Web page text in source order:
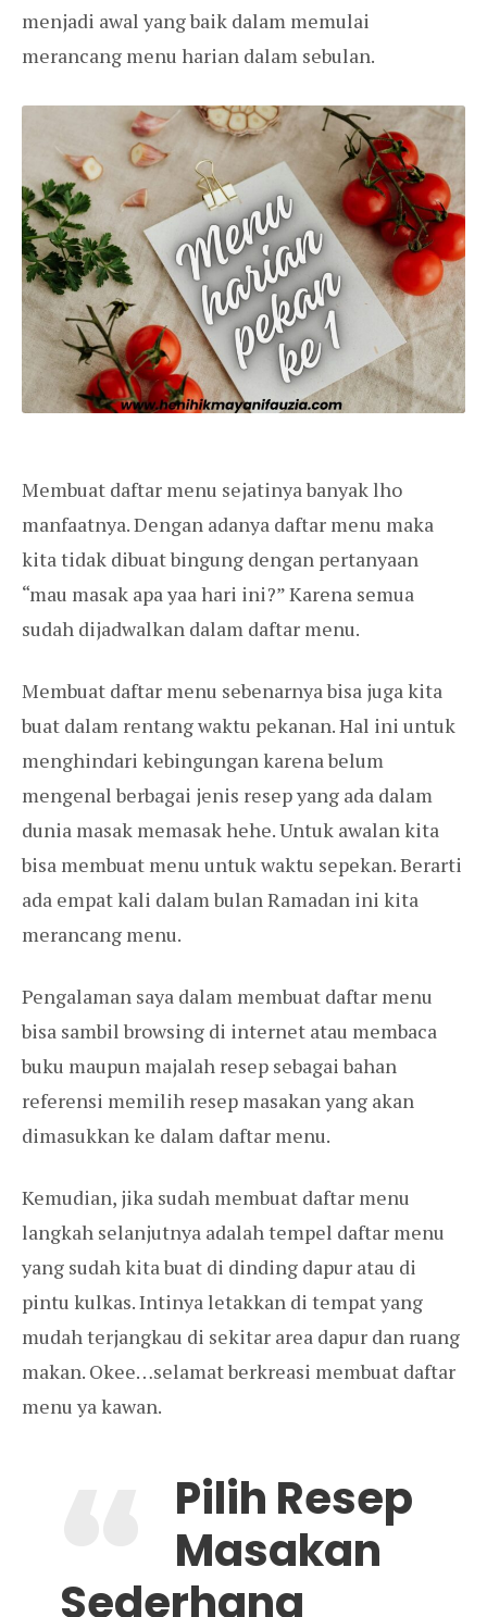
menjadi awal yang baik dalam memulai
merancang menu harian dalam sebulan.
Membuat daftar menu sejatinya banyak lho
manfaatnya. Dengan adanya daftar menu maka
kita tidak dibuat bingung dengan pertanyaan
“mau masak apa yaa hari ini?” Karena semua
sudah dijadwalkan dalam daftar menu.
Membuat daftar menu sebenarnya bisa juga kita
buat dalam rentang waktu pekanan. Hal ini untuk
menghindari kebingungan karena belum
mengenal berbagai jenis resep yang ada dalam
dunia masak memasak hehe. Untuk awalan kita
bisa membuat menu untuk waktu sepekan. Berarti
ada empat kali dalam bulan Ramadan ini kita
merancang menu.
Pengalaman saya dalam membuat daftar menu
bisa sambil browsing di internet atau membaca
buku maupun majalah resep sebagai bahan
referensi memilih resep masakan yang akan
dimasukkan ke dalam daftar menu.
Kemudian, jika sudah membuat daftar menu
langkah selanjutnya adalah tempel daftar menu
yang sudah kita buat di dinding dapur atau di
pintu kulkas. Intinya letakkan di tempat yang
mudah terjangkau di sekitar area dapur dan ruang
makan. Okee…selamat berkreasi membuat daftar
menu ya kawan.
Pilih Resep
Masakan
Sederhana